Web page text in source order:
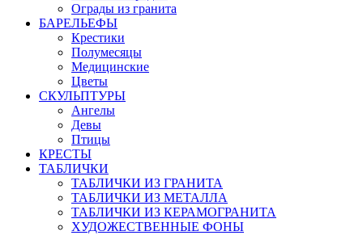
Ограды из гранита
БАРЕЛЬЕФЫ
Крестики
Полумесяцы
Медицинские
Цветы
СКУЛЬПТУРЫ
Ангелы
Девы
Птицы
КРЕСТЫ
ТАБЛИЧКИ
ТАБЛИЧКИ ИЗ ГРАНИТА
ТАБЛИЧКИ ИЗ МЕТАЛЛА
ТАБЛИЧКИ ИЗ КЕРАМОГРАНИТА
ХУДОЖЕСТВЕННЫЕ ФОНЫ